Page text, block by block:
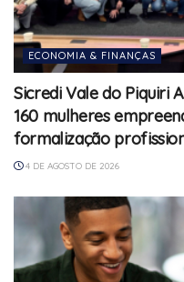
ECONOMIA & FINANÇAS
Sicredi Vale do Piquiri
160 mulheres
formalização
4 DE AGOSTO DE 2026